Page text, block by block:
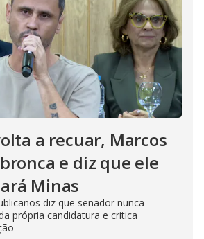
a recuar, Marcos
e diz que ele
Minas
diz que senador nunca
própria candidatura e critica